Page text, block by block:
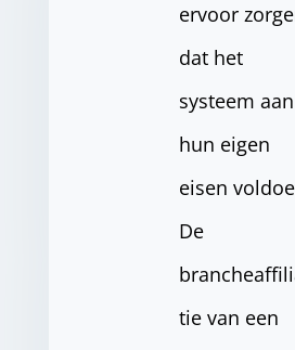
ervoor
dat het
systeem aan
hun eigen
eisen
De
tie van een